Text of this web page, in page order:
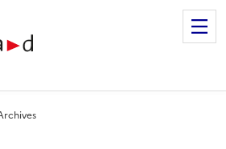
et de production